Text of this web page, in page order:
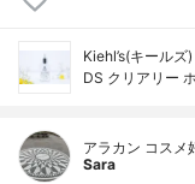
Kiehl’s(キールズ)
DS クリアリー
アラカン コスメ
Sara